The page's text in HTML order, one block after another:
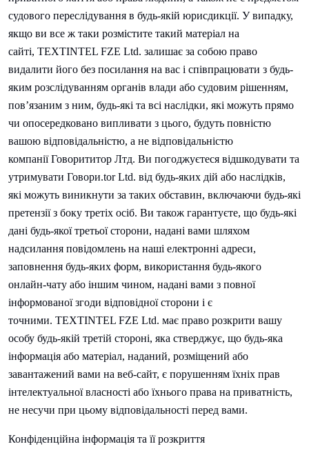
судового переслідування в будь-якій юрисдикції. У випадку,
якщо ви все ж таки розмістите такий матеріал на
сайті, TEXTINTEL FZE Ltd. залишає за собою право
видалити його без посилання на вас і співпрацювати з будь-
яким розслідуванням органів влади або судовим рішенням,
пов’язаним з ним, будь-які та всі наслідки, які можуть прямо
чи опосередковано випливати з цього, будуть повністю
вашою відповідальністю, а не відповідальністю
компаніїГоворититор Лтд. Ви погоджуєтеся відшкодувати та
утримувати Говори.tor Ltd. від будь-яких дій або наслідків,
які можуть виникнути за таких обставин, включаючи будь-які
претензії з боку третіх осіб. Ви також гарантуєте, що будь-які
дані будь-якої третьої сторони, надані вами шляхом
надсилання повідомлень на наші електронні адреси,
заповнення будь-яких форм, використання будь-якого
онлайн-чату або іншим чином, надані вами з повної
інформованої згоди відповідної сторони і є
точними. TEXTINTEL FZE Ltd. має право розкрити вашу
особу будь-якій третій стороні, яка стверджує, що будь-яка
інформація або матеріал, наданий, розміщений або
завантажений вами на веб-сайт, є порушенням їхніх прав
інтелектуальної власності або їхнього права на приватність,
не несучи при цьому відповідальності перед вами.
Конфіденційна інформація та її розкриття